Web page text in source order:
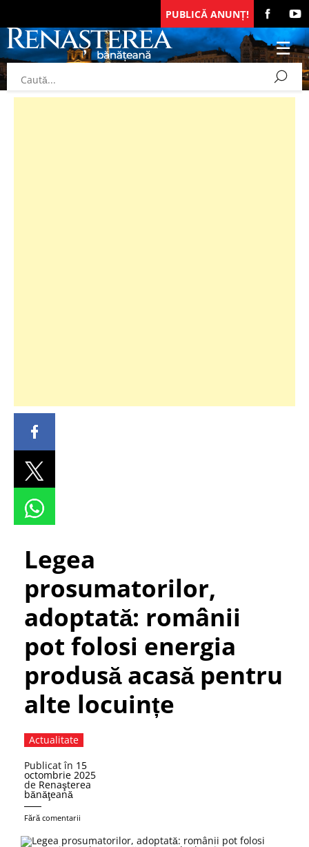
PUBLICĂ ANUNȚ!
Legea
prosumatorilor,
adoptată: românii
pot folosi energia
produsă acasă pentru
alte locuințe
Actualitate
Publicat în 15
octombrie 2025
de Renaşterea
bănăţeană
Fără comentarii